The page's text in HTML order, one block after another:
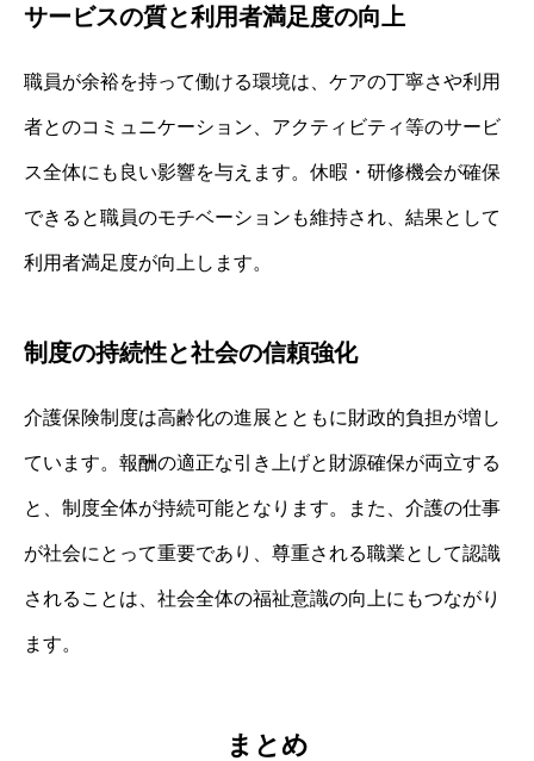
サービスの質と利用者満足度の向上
職員が余裕を持って働ける環境は、ケアの丁寧さや利用
者とのコミュニケーション、アクティビティ等のサービ
ス全体にも良い影響を与えます。休暇・研修機会が確保
できると職員のモチベーションも維持され、結果として
利用者満足度が向上します。
制度の持続性と社会の信頼強化
介護保険制度は高齢化の進展とともに財政的負担が増し
ています。報酬の適正な引き上げと財源確保が両立する
と、制度全体が持続可能となります。また、介護の仕事
が社会にとって重要であり、尊重される職業として認識
されることは、社会全体の福祉意識の向上にもつながり
ます。
まとめ